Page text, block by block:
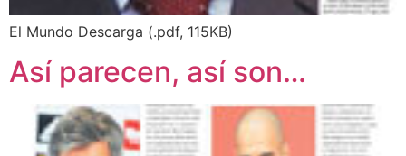
El Mundo Descarga (.pdf, 115KB)
Así parecen, así son…